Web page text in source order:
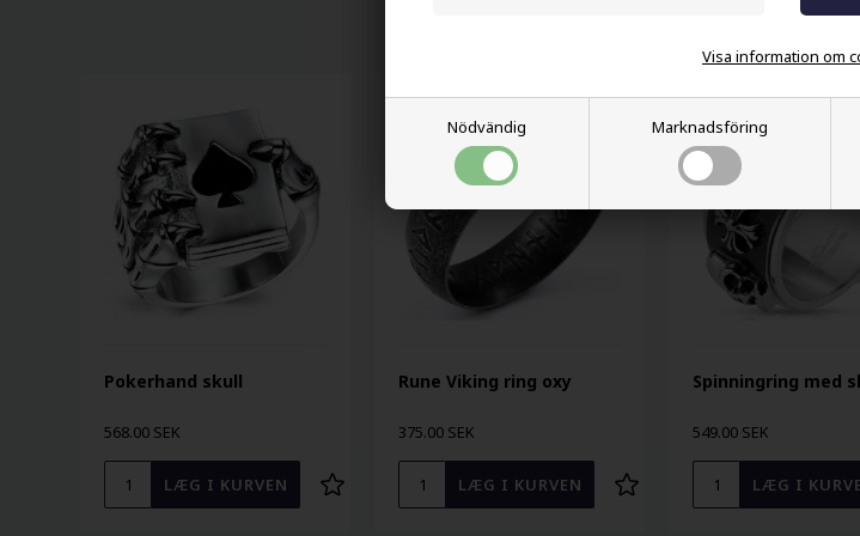
Nödvändig Marknadsföring
Visa information om
Pokerhand skull
568.00 SEK
Rune Viking ring oxy
375.00 SEK
Spinningring med
549.00 SEK